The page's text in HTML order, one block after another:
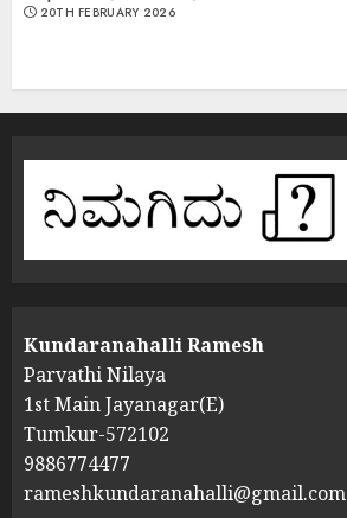
20TH FEBRUARY 2026
Kundaranahalli Ramesh
Parvathi Nilaya
1st Main Jayanagar(E)
Tumkur-572102
9886774477
rameshkundaranahalli@gmail.com